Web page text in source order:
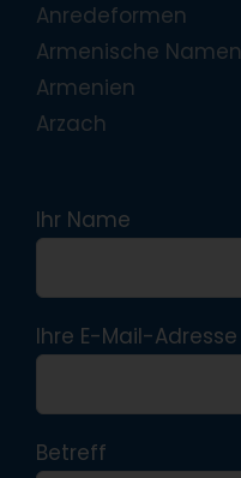
Anredeformen
Armenische Namen
Armenien
Arzach
Ihr Name
Ihre E-Mail-Adresse
Betreff